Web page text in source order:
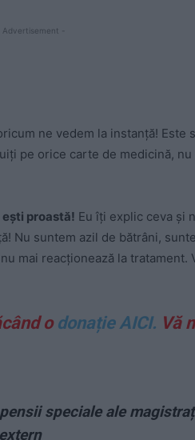
Advertisement -
ne vedem la instanţă! Este
pe orice carte de medicină, nu
eşti proastă! Eu îţi explic ceva şi
Nu suntem azil de bătrâni,
mai reacţionează la tratament.
o donație AICI. Vă
speciale ale